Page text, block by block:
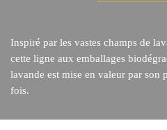
Inspiré par les vastes champs de
cette ligne aux emballages
lavande est mise en valeur par son
fois.